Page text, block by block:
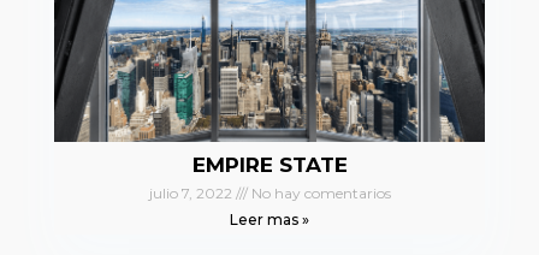
EMPIRE STATE
julio 7, 2022
No hay comentarios
Leer mas »